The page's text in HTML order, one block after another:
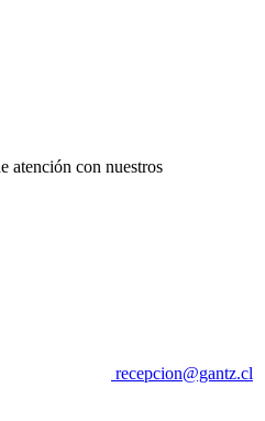
atención con nuestros
recepcion@gantz.cl